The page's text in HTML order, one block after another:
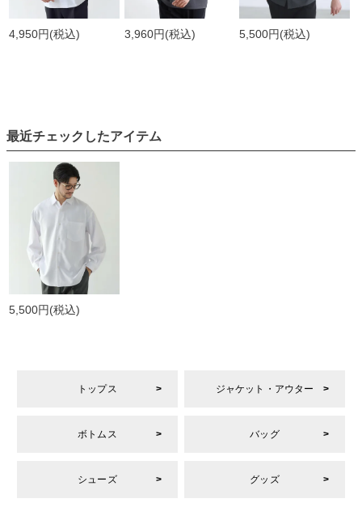
4,950円(税込) 3,960円(税込) 5,500円(税込)
最近チェックしたアイテム
5,500円(税込)
トップス ジャケット・アウター
ボトムス バッグ
シューズ グッズ